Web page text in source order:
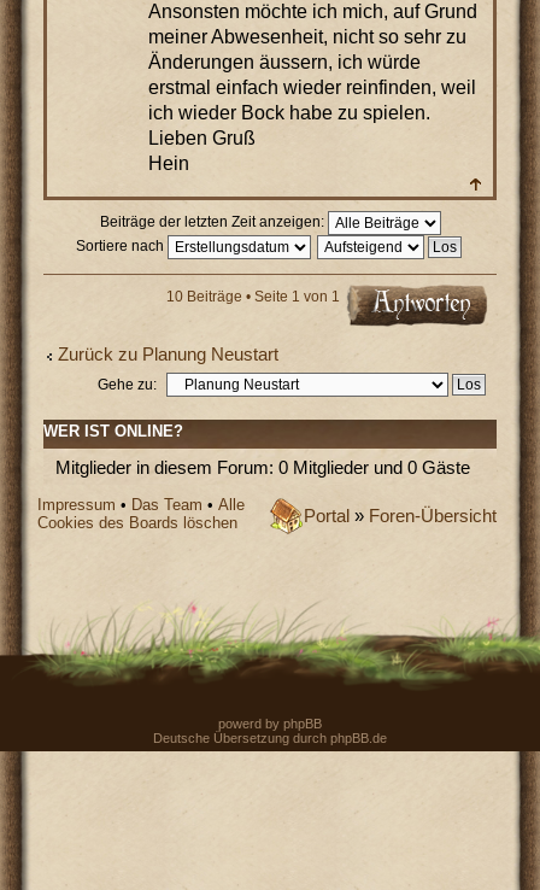
Ansonsten möchte ich mich, auf Grund
meiner Abwesenheit, nicht so sehr zu
Änderungen äussern, ich würde
erstmal einfach wieder reinfinden, weil
ich wieder Bock habe zu spielen.
Lieben Gruß
Hein
Beiträge der letzten Zeit anzeigen:
Sortiere nach
10 Beiträge • Seite 1 von 1
Zurück zu Planung Neustart
Gehe zu:
WER IST ONLINE?
Mitglieder in diesem Forum: 0 Mitglieder und 0 Gäste
Portal » Foren-Übersicht
Impressum • Das Team •Alle
Cookies des Boards löschen
powerd by phpBB
Deutsche Übersetzung durch phpBB.de